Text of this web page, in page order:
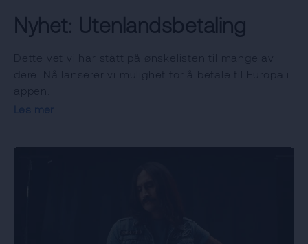
Nyhet: Utenlandsbetaling
Dette vet vi har stått på ønskelisten til mange av
dere: Nå lanserer vi mulighet for å betale til Europa i
appen.
Les mer